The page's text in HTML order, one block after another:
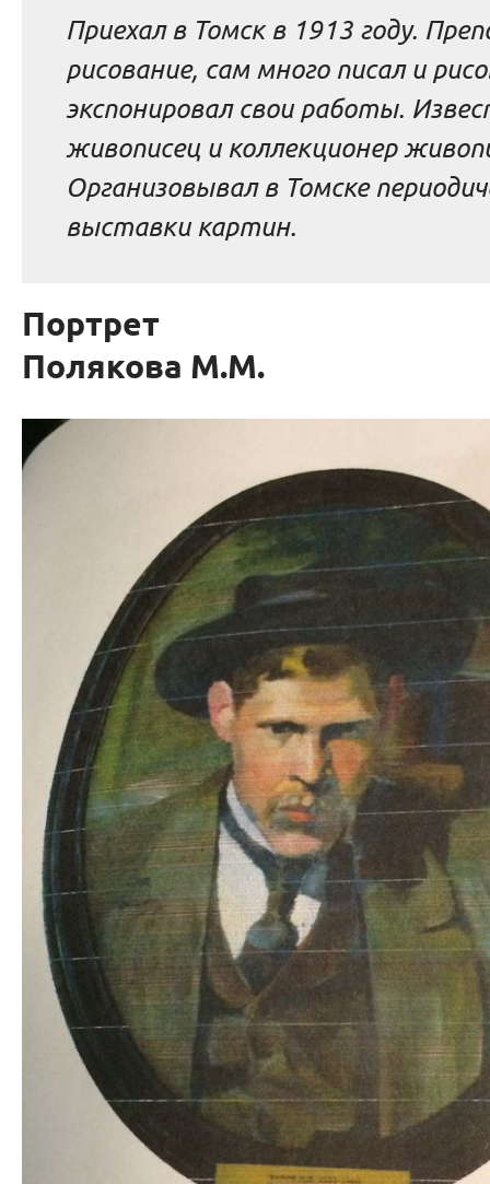
Приехал в Томск в 1913 году.
рисование, сам много писал и
экспонировал свои работы.
живописец и коллекционер
Организовывал в Томске
выставки картин.
Портрет
Полякова М.М.